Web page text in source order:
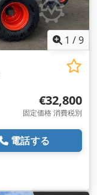
1 /9
€32,800
固定価格 消費税別
電話する